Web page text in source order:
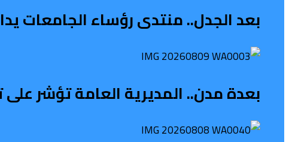
بعد الجدل.. منتدى رؤساء الجامعات
بعدة مدن.. المديرية العامة تؤشر